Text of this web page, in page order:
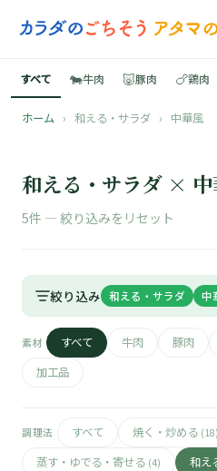
📚
🐄
🐷
🍗
🥚
すべて 🐄牛肉 🐷豚肉 🍗鶏肉
ホーム › 和える・サラダ › 中華風
和える・サラダ × 中
5件 — 絞り込みをリセット
絞り込み 和える・サラダ 中
素材 すべて 牛肉 豚肉
加工品
調理法 すべて 焼く・炒める (18)
蒸す・ゆでる・寄せる (4) 和え